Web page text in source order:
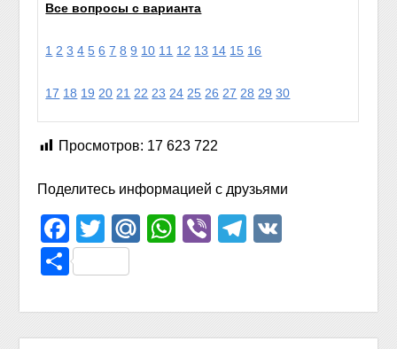
Все вопросы с варианта
1 2 3 4 5 6 7 8 9 10 11 12 13 14 15 16
17 18 19 20 21 22 23 24 25 26 27 28 29 30
Просмотров: 17 623 722
Поделитесь информацией с друзьями
Facebook
TwitterMail.Ru
WhatsApp
ViberTelegram
Отправить